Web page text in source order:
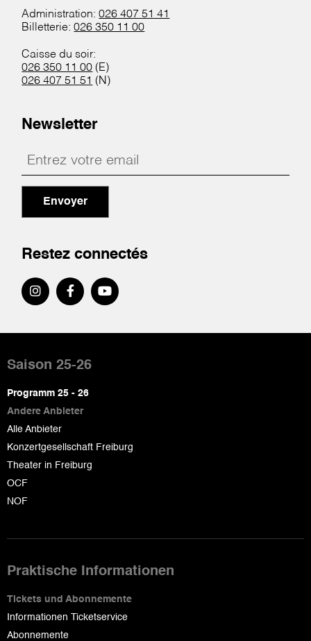
Administration:026 407 51 41
Billetterie:026 350 11 00
Caisse du soir:
026 350 11 00 (E)
026 407 51 51 (N)
Newsletter
Envoyer
Restez connectés
de
page
Saison 25-26
Programm 25 - 26
Andere Anbieter
Alle Anbieter
Konzertgesellschaft Freiburg
Theater in Freiburg
OCF
NOF
Praktische Informationen
Tickets und Abonnemente
Informationen Ticketservice
Abonnemente